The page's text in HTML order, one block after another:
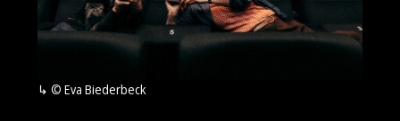
© Eva Biederbeck